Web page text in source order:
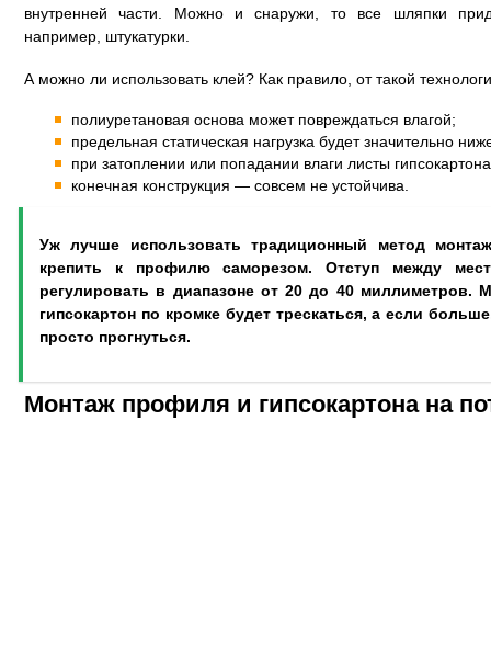
внутренней части. Можно и снаружи, то все шляпки
например, штукатурки.
А можно ли использовать клей? Как правило, от такой
полиуретановая основа может повреждаться влагой;
предельная статическая нагрузка будет значительно
при затоплении или попадании влаги листы
конечная конструкция — совсем не устойчива.
Уж лучше использовать традиционный метод
крепить к профилю саморезом. Отступ между
регулировать в диапазоне от 20 до 40 миллиметров.
гипсокартон по кромке будет трескаться, а если
просто прогнуться.
Монтаж профиля и гипсокартона на